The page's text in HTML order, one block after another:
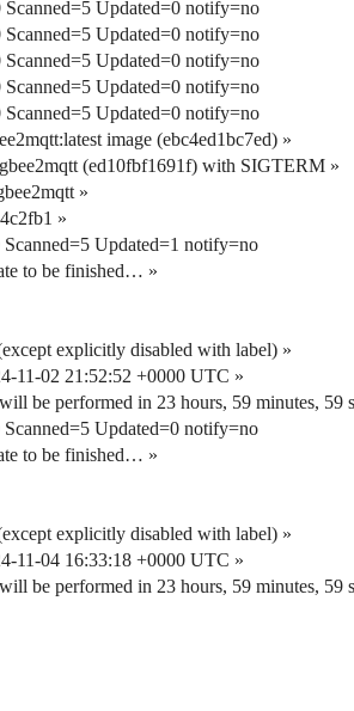
Updated=0 notify=no
Updated=0 notify=no
Updated=0 notify=no
Updated=0 notify=no
Updated=0 notify=no
image (ebc4ed1bc7ed) »
(ed10fbf1691f) with SIGTERM »
»
»
Updated=1 notify=no
to be finished… »
explicitly disabled with label) »
11-02 21:52:52 +0000 UTC »
be performed in 23 hours, 59 minutes, 59
Updated=0 notify=no
to be finished… »
explicitly disabled with label) »
11-04 16:33:18 +0000 UTC »
be performed in 23 hours, 59 minutes, 59